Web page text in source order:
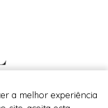
a melhor experiência